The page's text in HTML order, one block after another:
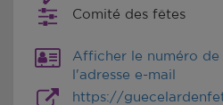
Comité des fêtes
Afficher le numéro de
l'adresse e-mail
https://